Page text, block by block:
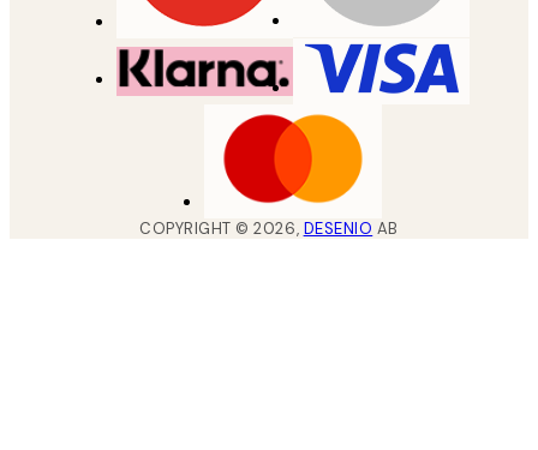
COPYRIGHT ©2026, DESENIO AB